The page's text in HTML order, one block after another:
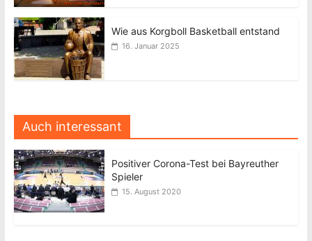
Wie aus Korgboll Basketball entstand
16. Januar 2025
Auch interessant
Positiver Corona-Test bei Bayreuther
Spieler
15. August 2020